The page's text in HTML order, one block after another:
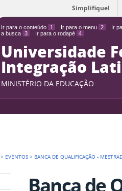
Ir para o conteúdo 1 Ir para o menu 2
Ir
a busca 3 Ir para o rodapé 4
Simplifique!
Universidade
Integração
MINISTÉRIO DA EDUCAÇÃO
> EVENTOS > BANCA DE QUALIFICAÇÃO -
Banca de